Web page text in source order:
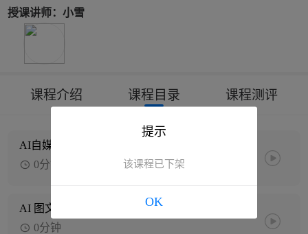
授课讲师：小雪
课程介绍 课程目录 课程测评
AI自媒体文案变现
0分钟
AI 图文变现
0分钟
提示
该课程已下架
OK